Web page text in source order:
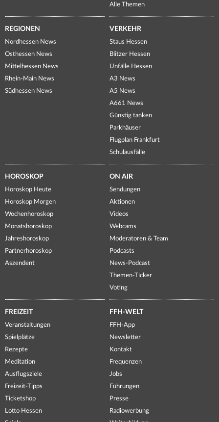
Alle Themen
REGIONEN
Nordhessen News
Osthessen News
Mittelhessen News
Rhein-Main News
Südhessen News
VERKEHR
Staus Hessen
Blitzer Hessen
Unfälle Hessen
A3 News
A5 News
A661 News
Günstig tanken
Parkhäuser
Flugplan Frankfurt
Schulausfälle
HOROSKOP
Horoskop Heute
Horoskop Morgen
Wochenhoroskop
Monatshoroskop
Jahreshoroskop
Partnerhoroskop
Aszendent
ON AIR
Sendungen
Aktionen
Videos
Webcams
Moderatoren & Team
Podcasts
News-Podcast
Themen-Ticker
Voting
FREIZEIT
Veranstaltungen
Spielplätze
Rezepte
Meditation
Ausflugsziele
Freizeit-Tipps
Ticketshop
Lotto Hessen
FFH-WELT
FFH-App
Newsletter
Kontakt
Frequenzen
Jobs
Führungen
Presse
Radiowerbung